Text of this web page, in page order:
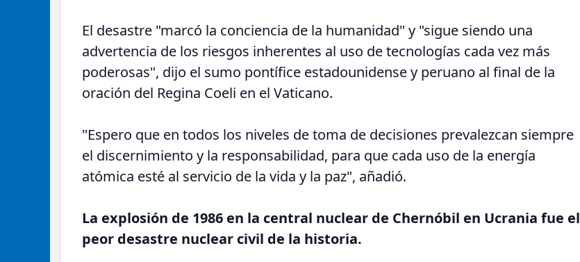
El desastre "marcó la conciencia de la humanidad" y "sigue siendo una
advertencia de los riesgos inherentes al uso de tecnologías cada vez más
poderosas", dijo el sumo pontífice estadounidense y peruano al final de la
oración del Regina Coeli en el Vaticano.
"Espero que en todos los niveles de toma de decisiones prevalezcan siempre
el discernimiento y la responsabilidad, para que cada uso de la energía
atómica esté al servicio de la vida y la paz", añadió.
La explosión de 1986 en la central nuclear de Chernóbil en Ucrania fue el
peor desastre nuclear civil de la historia.